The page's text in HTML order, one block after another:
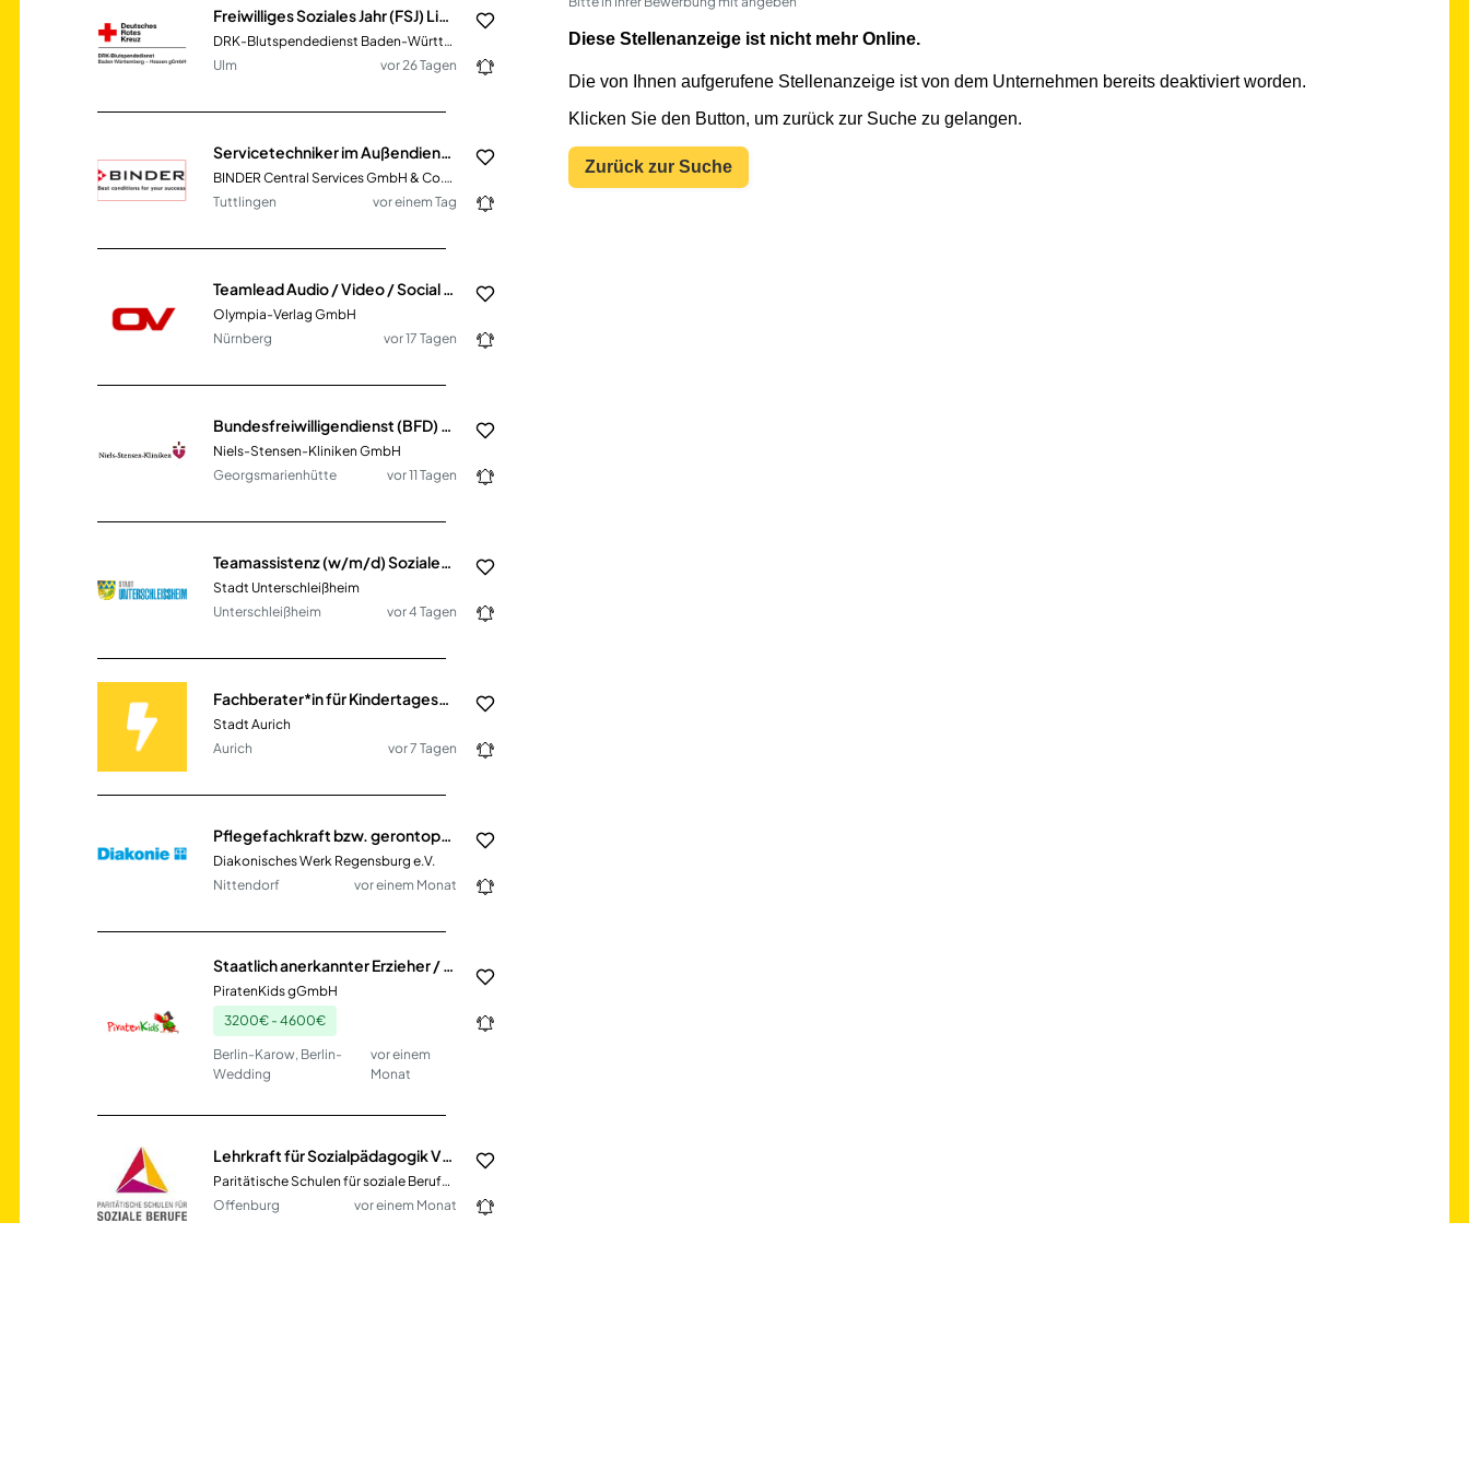
Freiwilliges Soziales Jahr (FSJ) Lieferdienst, Produktion oder Labor
DRK-Blutspendedienst Baden-Württemberg – Hessen gGmbH
Ulm
vor 26 Tagen
Servicetechniker im Außendienst (m/w/d) Region Karlsruhe, Stuttgart, Ulm
BINDER Central Services GmbH & Co.KG
Tuttlingen
vor einem Tag
Olympia-Verlag GmbH
Nürnberg
vor 17 Tagen
Niels-Stensen-Kliniken GmbH
Georgsmarienhütte
vor 11 Tagen
Stadt Unterschleißheim
Unterschleißheim
vor 4 Tagen
Fachberater*in für Kindertageseinrichtung (m/w/d)
Stadt Aurich
Aurich
vor 7 Tagen
Pflegefachkraft bzw. gerontopsychiatrische Fachkraft für die soziale Betreuung (m/w/d)
Diakonisches Werk Regensburg e.V.
Nittendorf
vor einem Monat
Staatlich anerkannter Erzieher / Sozialarbeiter / Sozialpädagoge / Heilpädagoge / Kindheitspädagoge / Sozialassistent (m/w/d)
PiratenKids gGmbH
3200€ - 4600€
Berlin-Karow, Berlin-
Wedding
vor einem
Monat
Lehrkraft für Sozialpädagogik VZ / TZ (m/w/d)
Paritätische Schulen für soziale Berufe gGmbH
Offenburg
vor einem Monat